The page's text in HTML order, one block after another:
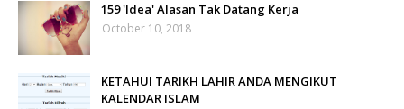
159 'Idea' Alasan Tak Datang Kerja
October 10, 2018
KETAHUI TARIKH LAHIR ANDA MENGIKUT
KALENDAR ISLAM